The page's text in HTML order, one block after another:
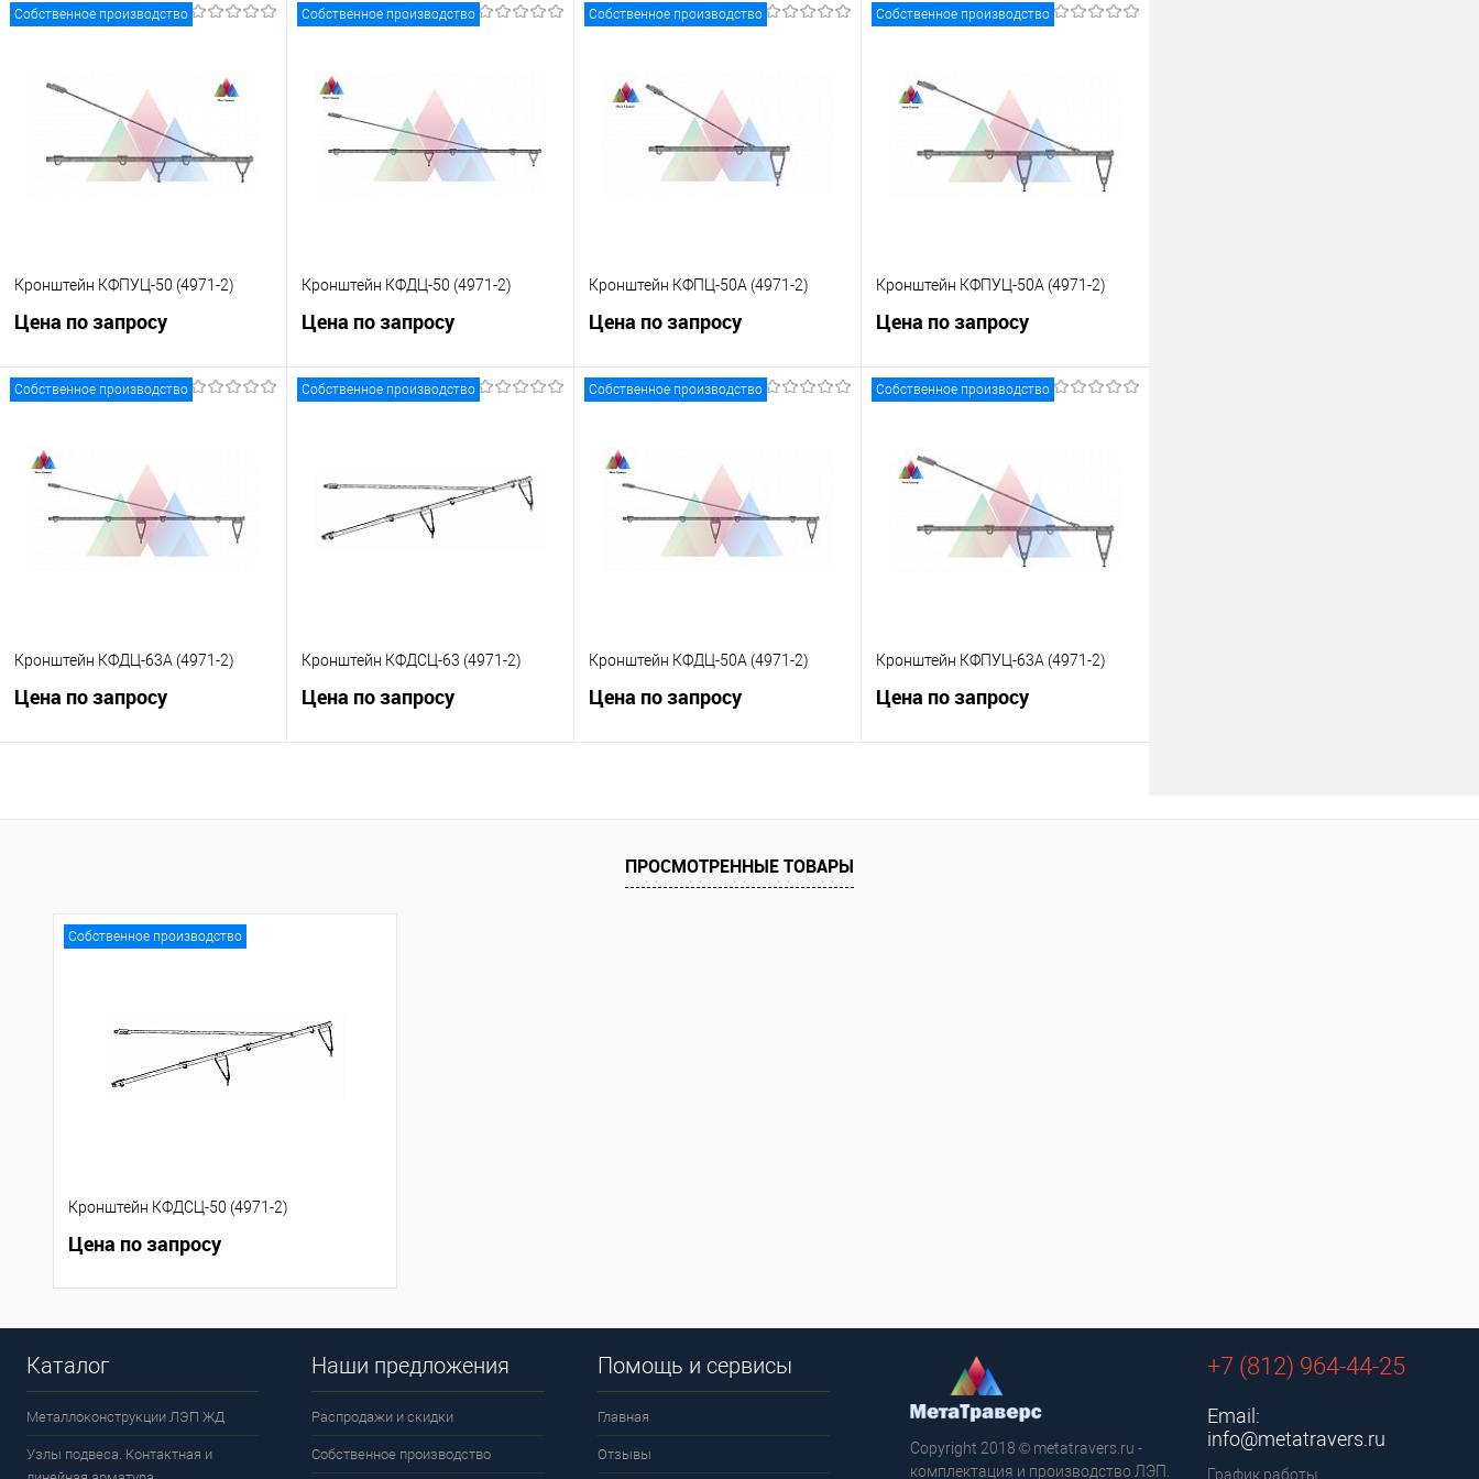
Собственное производство
Кронштейн КФПУЦ-50 (4971-2)
Цена по запросу
Запросить цену
Купить в 1 клик
В избранное
Собственное производство
Кронштейн КФДЦ-50 (4971-2)
Цена по запросу
Запросить цену
В избранное
Под заказ
Собственное производство
Кронштейн КФПЦ-50А (4971-2)
Цена по запросу
Запросить цену
Купить в 1 клик
В избранное
Собственное производство
Кронштейн КФПУЦ-50А (4971-2)
Цена по запросу
Запросить цену
Купить в 1 клик
В избранное
Собственное производство
Кронштейн КФДЦ-63А (4971-2)
Цена по запросу
Собственное производство
Кронштейн КФДСЦ-63 (4971-2)
Цена по запросу
Собственное производство
Кронштейн КФДЦ-50А (4971-2)
Цена по запросу
В избранное
Под заказ
Собственное производство
Кронштейн КФПУЦ-63А (4971-2)
Цена по запросу
ПРОСМОТРЕННЫЕ ТОВАРЫ
Собственное производство
Кронштейн КФДСЦ-50 (4971-2)
Цена по запросу
Каталог
Металлоконструкции ЛЭП ЖД
Узлы подвеса. Контактная и
Наши предложения
Распродажи и скидки
Собственное производство
Помощь и сервисы
Главная
Отзывы
Copyright 2018 © metatravers.ru -
комплектация и производство ЛЭП.
+7 (812) 964-44-25
Email:
info@metatravers.ru
График работы